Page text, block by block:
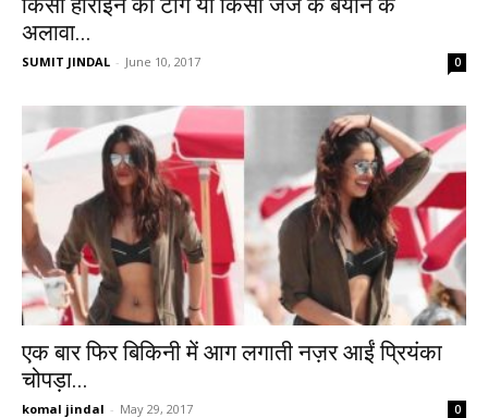
किसी हीरोइन की टाँगें या किसी जज के बयान के
अलावा...
SUMIT JINDAL - June 10, 2017 0
एक बार फिर बिकिनी में आग लगाती नज़र आईं प्रियंका
चोपड़ा...
komal jindal - May 29, 2017 0